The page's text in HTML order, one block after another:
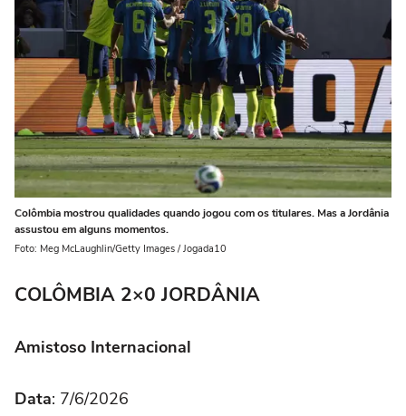
Colômbia mostrou qualidades quando jogou com os titulares. Mas a Jordânia
assustou em alguns momentos.
Foto: Meg McLaughlin/Getty Images / Jogada10
COLÔMBIA 2×0 JORDÂNIA
Amistoso Internacional
Data: 7/6/2026